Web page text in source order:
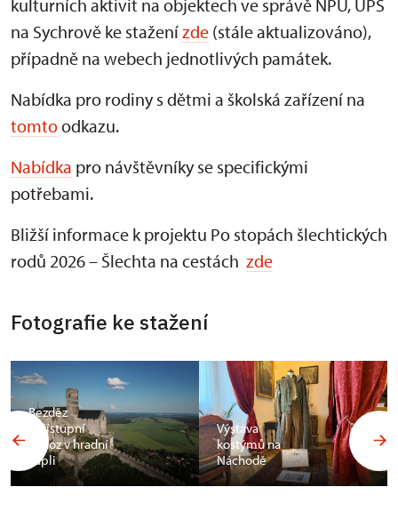
kulturních aktivit na objektech ve správě NPÚ, ÚPS
na Sychrově ke staženízde (stále aktualizováno),
případně na webech jednotlivých památek.
Nabídka pro rodiny s dětmi a školská zařízení na
tomtoodkazu.
Nabídka pro návštěvníky se specifickými
potřebami.
Bližší informace k projektu Po stopách šlechtických
rodů 2026 – Šlechta na cestách zde
Fotografie ke stažení
Bezděz
zpřístupní
ochoz v hradní
kapli
Výstava
kostýmů na
Náchodě